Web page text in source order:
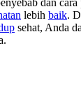
dan
lebih baik.
sehat, Anda